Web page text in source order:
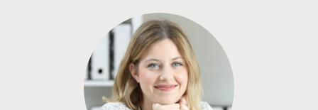
платёж
319 471 руб.
Подать заявку